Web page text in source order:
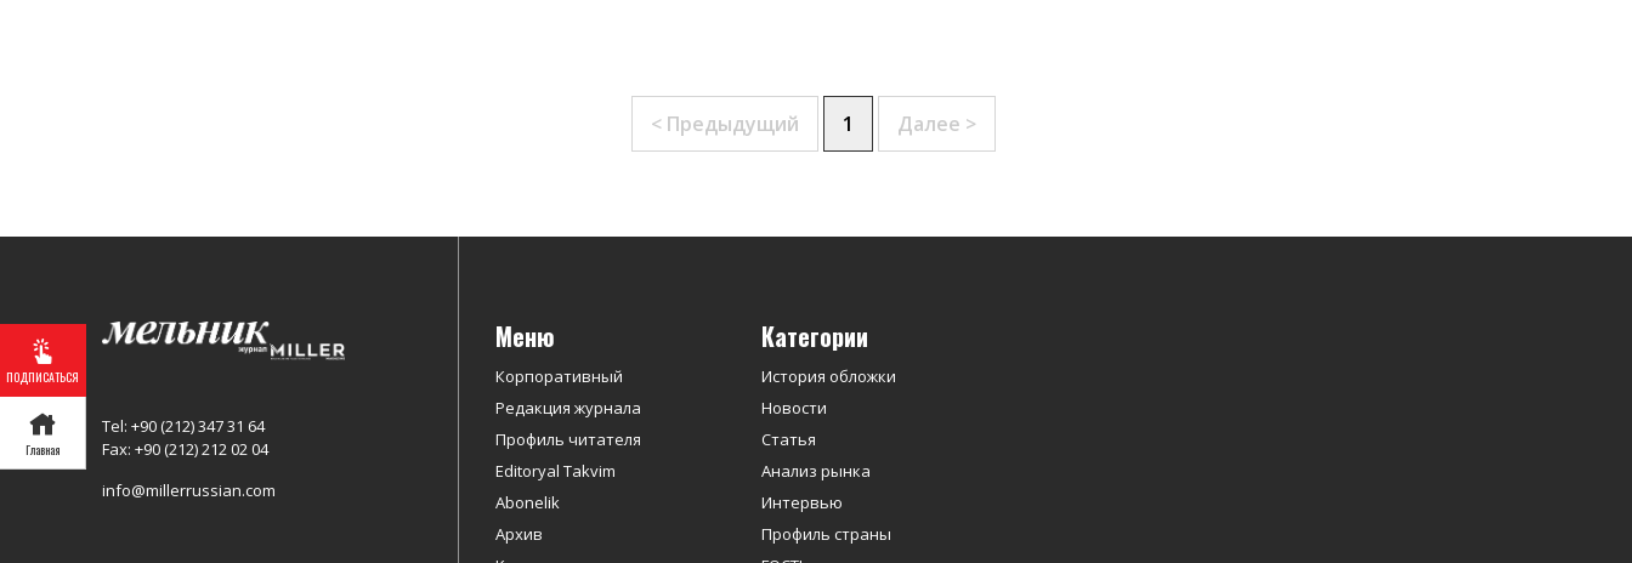
ПОДПИСАТЬСЯ
Главная
< Предыдущий 1 Далее >
Tel: +90 (212) 347 31 64
Fax: +90 (212) 212 02 04
info@millerrussian.com
Меню
Корпоративный
Редакция журнала
Профиль читателя
Editoryal Takvim
Abonelik
Архив
Категории
История обложки
Новости
Статья
Анализ рынка
Интервью
Профиль страны